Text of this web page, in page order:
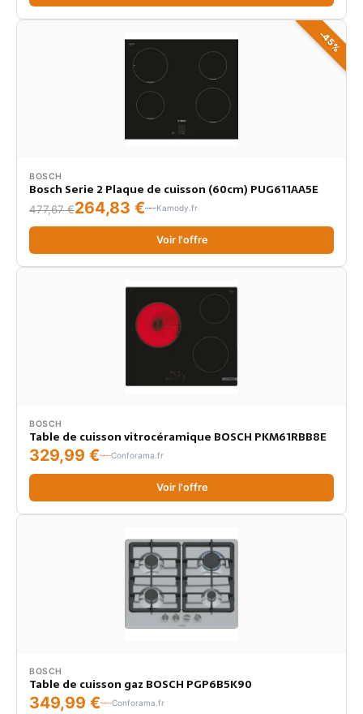
-45%
BOSCH
Bosch Serie 2 Plaque de cuisson (60cm) PUG611AA5E
477,67 €264,83 € Kamody.fr
Voir l'offre
BOSCH
Table de cuisson vitrocéramique BOSCH PKM61RBB8E
329,99 € Conforama.fr
Voir l'offre
BOSCH
Table de cuisson gaz BOSCH PGP6B5K90
349,99 € Conforama.fr